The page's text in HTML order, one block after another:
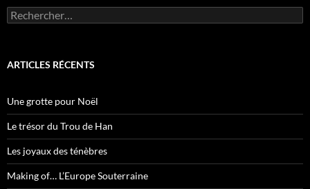
Rechercher :
ARTICLES RÉCENTS
Une grotte pour Noël
Le trésor du Trou de Han
Les joyaux des ténèbres
Making of… L’Europe Souterraine